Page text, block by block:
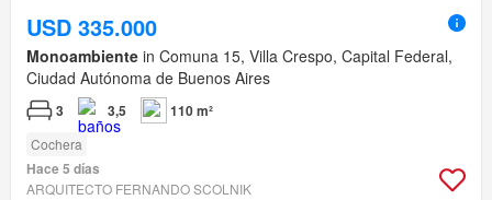
USD 335.000
Monoambiente in Comuna 15, Villa Crespo, Capital Federal,
Ciudad Autónoma de Buenos Aires
3 3,5 110 m²
Cochera
Hace 5 días
ARQUITECTO FERNANDO SCOLNIK